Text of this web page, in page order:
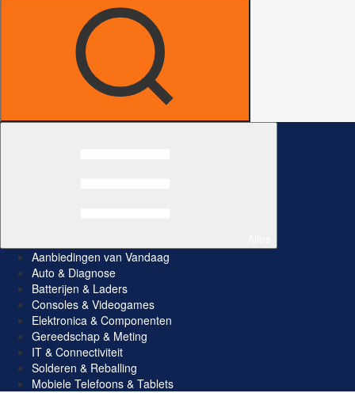
Aanbiedingen van Vandaag
Auto & Diagnose
Batterijen & Laders
Consoles & Videogames
Elektronica & Componenten
Gereedschap & Meting
IT & Connectiviteit
Solderen & Reballing
Mobiele Telefoons & Tablets